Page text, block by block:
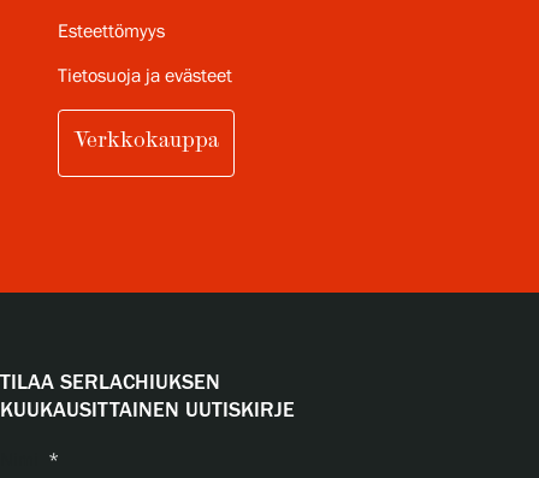
Esteettömyys
Tietosuoja ja evästeet
Verkkokauppa
TILAA SERLACHIUKSEN
KUUKAUSITTAINEN UUTISKIRJE
*